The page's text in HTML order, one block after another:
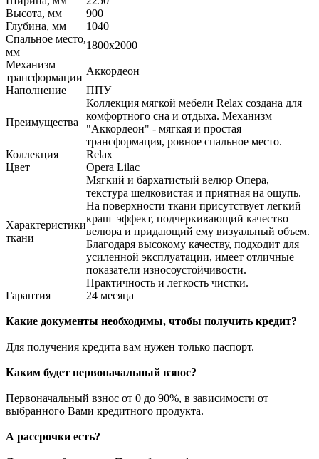
Высота, мм
900
Глубина, мм
1040
Спальное место,
мм
1800х2000
Механизм
трансформации
Аккордеон
Наполнение
ППУ
Преимущества
Коллекция мягкой мебели Relax создана для
комфортного сна и отдыха. Механизм
"Аккордеон" - мягкая и простая
трансформация, ровное спальное место.
Коллекция
Relax
Цвет
Opera Lilac
Характеристики
ткани
Мягкий и бархатистый велюр Опера,
текстура шелковистая и приятная на ощупь.
На поверхности ткани присутствует легкий
краш–эффект, подчеркивающий качество
велюра и придающий ему визуальный объем.
Благодаря высокому качеству, подходит для
усиленной эксплуатации, имеет отличные
показатели износоустойчивости.
Практичность и легкость чистки.
Гарантия
24 месяца
Какие документы необходимы, чтобы получить кредит?
Для получения кредита вам нужен только паспорт.
Каким будет первоначальный взнос?
Первоначальный взнос от 0 до 90%, в зависимости от
выбранного Вами кредитного продукта.
А рассрочки есть?